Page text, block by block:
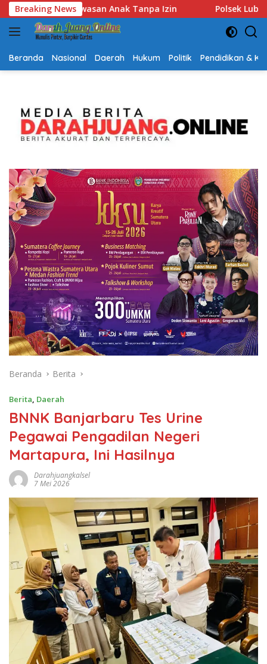
Langsung
ke
konten
Breaking News
Polsek Lubuk Baja Amankan Dua Tersangka Beserta 74
Beranda Nasional Daerah Hukum Politik Pendidikan &
Beranda Berita
Berita, Daerah
BNNK Banjarbaru Tes Urine
Pegawai Pengadilan Negeri
Martapura, Ini Hasilnya
Darahjuangkalsel
7 Mei 2026